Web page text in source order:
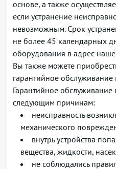
Переадресация по
Переадресация по
Безусловная
Выдача Caller ID
Запрет выдачи Caller
Горячая/теплая
Групповой вызов (Call
Трехсторонняя
Перехват вызова (Call
Функционал VoIP
Управление ДВО с
Работа без SIP-
Поддержка
Поддержка
основе, а также
если устранение
невозможным. Срок
не более 45 календарных
оборудования в адрес
Вы также можете
гарантийное обслуживание
Гарантийное обслуживание
следующим причинам:
неисправность
механического
внутрь устройства
вещества, жидкости,
не соблюдались